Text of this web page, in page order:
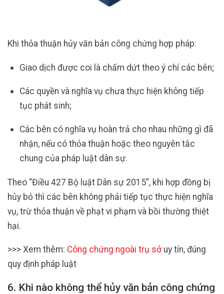
Khi thỏa thuận hủy văn bản công chứng hợp pháp:
Giao dịch được coi là chấm dứt theo ý chí các bên;
Các quyền và nghĩa vụ chưa thực hiện không tiếp
tục phát sinh;
Các bên có nghĩa vụ hoàn trả cho nhau những gì đã
nhận, nếu có thỏa thuận hoặc theo nguyên tắc
chung của pháp luật dân sự.
Theo “Điều 427 Bộ luật Dân sự 2015”, khi hợp đồng bị
hủy bỏ thì các bên không phải tiếp tục thực hiện nghĩa
vụ, trừ thỏa thuận về phạt vi phạm và bồi thường thiệt
hại.
>>> Xem thêm: Công chứng ngoài trụ sởuy tín, đúng
quy định pháp luật
6. Khi nào không thể hủy văn bản công chứng